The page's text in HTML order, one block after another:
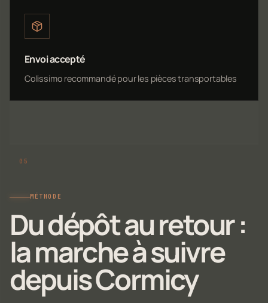
Envoi accepté
Colissimo recommandé pour les pièces transportables
MÉTHODE
Du dépôt au retour :
la marche à suivre
depuis Cormicy